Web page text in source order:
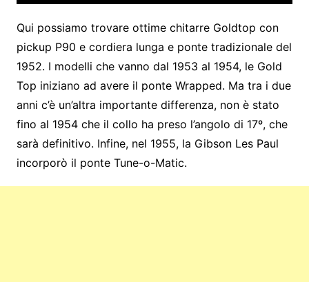
Qui possiamo trovare ottime chitarre Goldtop con
pickup P90 e cordiera lunga e ponte tradizionale del
1952. I modelli che vanno dal 1953 al 1954, le Gold
Top iniziano ad avere il ponte Wrapped. Ma tra i due
anni c’è un’altra importante differenza, non è stato
fino al 1954 che il collo ha preso l’angolo di 17º, che
sarà definitivo. Infine, nel 1955, la Gibson Les Paul
incorporò il ponte Tune-o-Matic.